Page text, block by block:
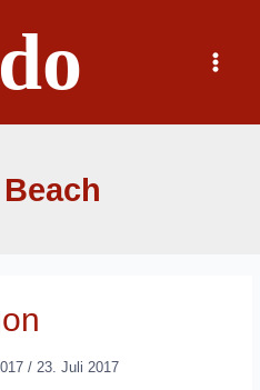
Main
Menu
/ 23. Juli 2017